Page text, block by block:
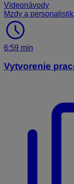
Videonávody
Mzdy a
schedule
6:59 min
Vytvorenie